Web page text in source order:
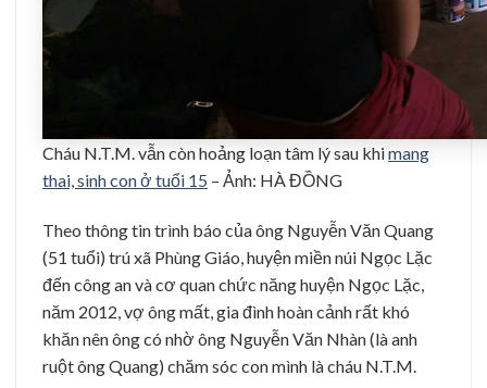
Cháu N.T.M. vẫn còn hoảng loạn tâm lý sau khimang
thai, sinh con ở tuổi 15 – Ảnh: HÀ ĐỒNG
Theo thông tin trình báo của ông Nguyễn Văn Quang
(51 tuổi) trú xã Phùng Giáo, huyện miền núi Ngọc Lặc
đến công an và cơ quan chức năng huyện Ngọc Lặc,
năm 2012, vợ ông mất, gia đình hoàn cảnh rất khó
khăn nên ông có nhờ ông Nguyễn Văn Nhàn (là anh
ruột ông Quang) chăm sóc con mình là cháu N.T.M.